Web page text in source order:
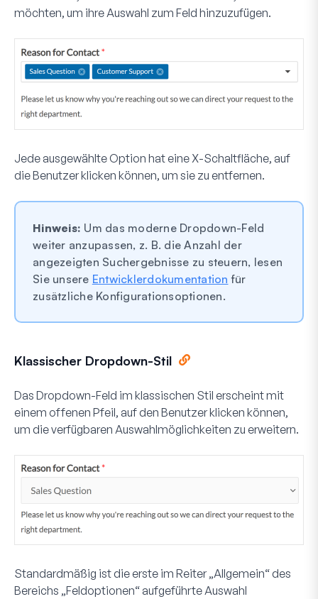
möchten, um ihre Auswahl zum Feld hinzuzufügen.
Jede ausgewählte Option hat eine X-Schaltfläche, auf
die Benutzer klicken können, um sie zu entfernen.
Hinweis: Um das moderne Dropdown-Feld
weiter anzupassen, z. B. die Anzahl der
angezeigten Suchergebnisse zu steuern, lesen
Sie unsere Entwicklerdokumentation für
zusätzliche Konfigurationsoptionen.
Klassischer Dropdown-Stil
Das Dropdown-Feld im klassischen Stil erscheint mit
einem offenen Pfeil, auf den Benutzer klicken können,
um die verfügbaren Auswahlmöglichkeiten zu erweitern.
Standardmäßig ist die erste im Reiter „Allgemein“ des
Bereichs „Feldoptionen“ aufgeführte Auswahl